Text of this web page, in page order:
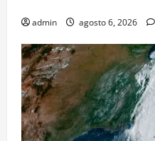
admin agosto 6, 2026